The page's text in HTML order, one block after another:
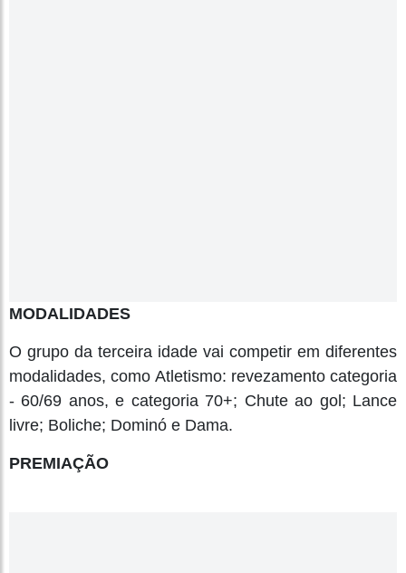
MODALIDADES
O grupo da terceira idade vai competir em diferentes
modalidades, como Atletismo: revezamento categoria
- 60/69 anos, e categoria 70+; Chute ao gol; Lance
livre; Boliche; Dominó e Dama.
PREMIAÇÃO